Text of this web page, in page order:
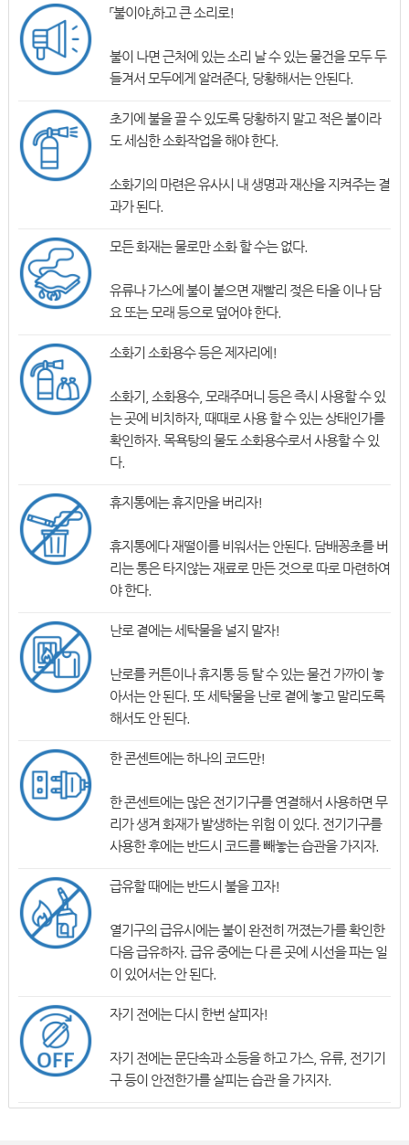
「불이야」하고 큰 소리로!
불이 나면 근처에 있는 소리 날 수 있는 물건을 모두 두
들겨서 모두에게 알려준다, 당황해서는 안된다.
초기에 불을 끌 수 있도록 당황하지 말고 적은 불이라
도 세심한 소화작업을 해야 한다.
소화기의 마련은 유사시 내 생명과 재산을 지켜주는 결
과가 된다.
모든 화재는 물로만 소화 할 수는 없다.
유류나 가스에 불이 붙으면 재빨리 젖은 타올 이나 담
요 또는 모래 등으로 덮어야 한다.
소화기 소화용수 등은 제자리에!
소화기, 소화용수, 모래주머니 등은 즉시 사용할 수 있
는 곳에 비치하자, 때때로 사용 할 수 있는 상태인가를
확인하자. 목욕탕의 물도 소화용수로서 사용할 수 있
다.
휴지통에는 휴지만을 버리자!
휴지통에다 재떨이를 비워서는 안된다. 담배꽁초를 버
리는 통은 타지않는 재료로 만든 것으로 따로 마련하여
야 한다.
난로 곁에는 세탁물을 널지 말자!
난로를 커튼이나 휴지통 등 탈 수 있는 물건 가까이 놓
아서는 안 된다. 또 세탁물을 난로 곁에 놓고 말리도록
해서도 안 된다.
한 콘센트에는 하나의 코드만!
한 콘센트에는 많은 전기기구를 연결해서 사용하면 무
리가 생겨 화재가 발생하는 위험 이 있다. 전기기구를
사용한 후에는 반드시 코드를 빼놓는 습관을 가지자.
급유할 때에는 반드시 불을 끄자!
열기구의 급유시에는 불이 완전히 꺼졌는가를 확인한
다음 급유하자. 급유 중에는 다 른 곳에 시선을 파는 일
이 있어서는 안 된다.
자기 전에는 다시 한번 살피자!
자기 전에는 문단속과 소등을 하고 가스, 유류, 전기기
구 등이 안전한가를 살피는 습관 을 가지자.